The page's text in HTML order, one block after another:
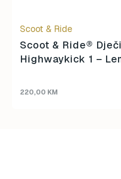
Scoot & Ride
Scoot & Ride®
220,00 KM